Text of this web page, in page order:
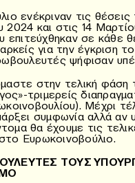
ενέκριναν τις θέσεις
2024 και στις 14
επιτεύχθηκαν σε κάθε
για την έγκριση
ψήφισαν
στην τελική φάση
τριμερείς
Μέχρι
συμφωνία αλλά αν
θα έχουμε τις
Ευρωκοινοβούλιο.
ΤΟΥΣ